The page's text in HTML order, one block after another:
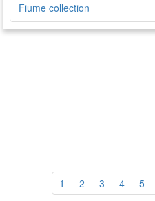
Fiume collection
1 2 3 4 5